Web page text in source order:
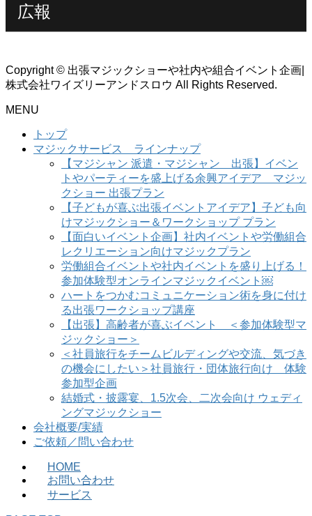
広報
Copyright © 出張マジックショーや社内や組合イベント企画|
株式会社ワイズリーアンドスロウ All Rights Reserved.
MENU
トップ
マジックサービス ラインナップ
【マジシャン 派遣・マジシャン 出張】イベン
トやパーティーを盛上げる余興アイデア マジッ
クショー 出張プラン
【子どもが喜ぶ出張イベントアイデア】子ども向
けマジックショー＆ワークショップ プラン
【面白いイベント企画】社内イベントや労働組合
レクリエーション向けマジックプラン
労働組合イベントや社内イベントを盛り上げる！
参加体験型オンラインマジックイベント￼
ハートをつかむコミュニケーション術を身に付け
る出張ワークショップ講座
【出張】高齢者が喜ぶイベント ＜参加体験型マ
ジックショー＞
＜社員旅行をチームビルディングや交流、気づき
の機会にしたい＞社員旅行・団体旅行向け 体験
参加型企画
結婚式・披露宴、1.5次会、二次会向け ウェディ
ングマジックショー
会社概要/実績
ご依頼／問い合わせ
HOME
お問い合わせ
サービス